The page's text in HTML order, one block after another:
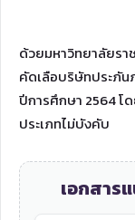
ด้วยมหาวิทยาลัยร
คัดเลือบริษัทประภัน
ปีการศึกษา 2564 โ
ประเภทไม่บังคับ
เอกสาร